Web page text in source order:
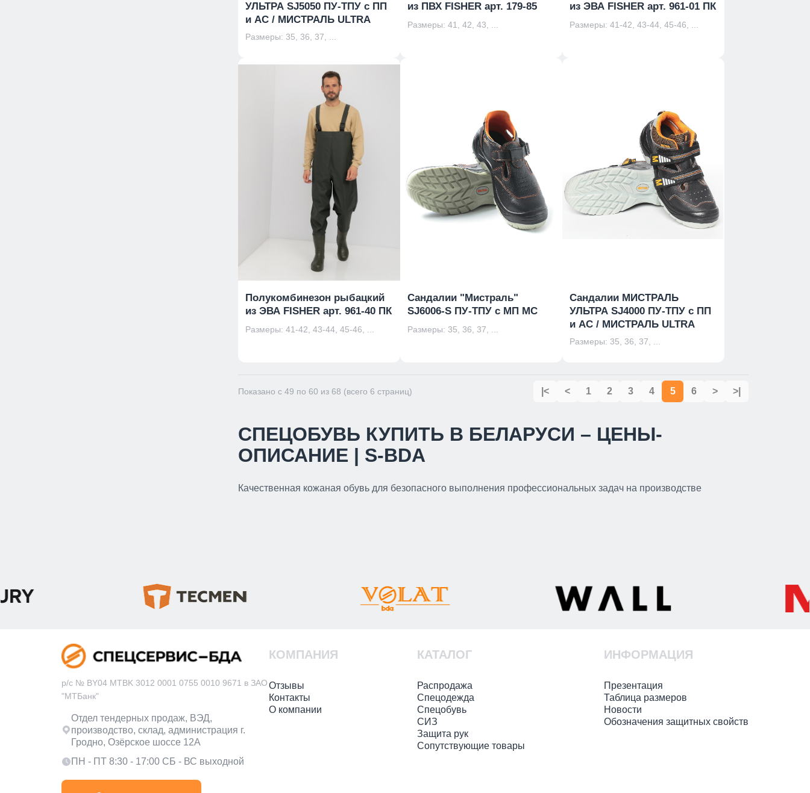
УЛЬТРА SJ5050 ПУ-ТПУ с ПП
и АС / МИСТРАЛЬ ULTRA
Размеры: 35, 36, 37, ...
из ПВХ FISHER арт. 179-85
Размеры: 41, 42, 43, ...
из ЭВА FISHER арт. 961-01 ПК
Размеры: 41-42, 43-44, 45-46, ...
Полукомбинезон рыбацкий
из ЭВА FISHER арт. 961-40 ПК
Размеры: 41-42, 43-44, 45-46, ...
Сандалии "Мистраль"
SJ6006-S ПУ-ТПУ с МП МС
Размеры: 35, 36, 37, ...
Сандалии МИСТРАЛЬ
УЛЬТРА SJ4000 ПУ-ТПУ с ПП
и АС / МИСТРАЛЬ ULTRA
Размеры: 35, 36, 37, ...
Показано с 49 по 60 из 68 (всего 6 страниц) |< < 1 2 3 4 5 6 > >|
СПЕЦОБУВЬ КУПИТЬ В БЕЛАРУСИ – ЦЕНЫ-
ОПИСАНИЕ | S-BDA
Качественная кожаная обувь для безопасного выполнения профессиональных задач на производстве
р/с № BY04 MTBK 3012 0001 0755 0010 9671 в ЗАО
"МТБанк"
Отдел тендерных продаж, ВЭД,
производство, склад, администрация г.
Гродно, Озёрское шоссе 12А
ПН - ПТ 8:30 - 17:00 СБ - ВС выходной
КОМПАНИЯ
Отзывы
Контакты
О компании
КАТАЛОГ
Распродажа
Спецодежда
Спецобувь
СИЗ
Защита рук
Сопутствующие товары
ИНФОРМАЦИЯ
Презентация
Таблица размеров
Новости
Обозначения защитных свойств